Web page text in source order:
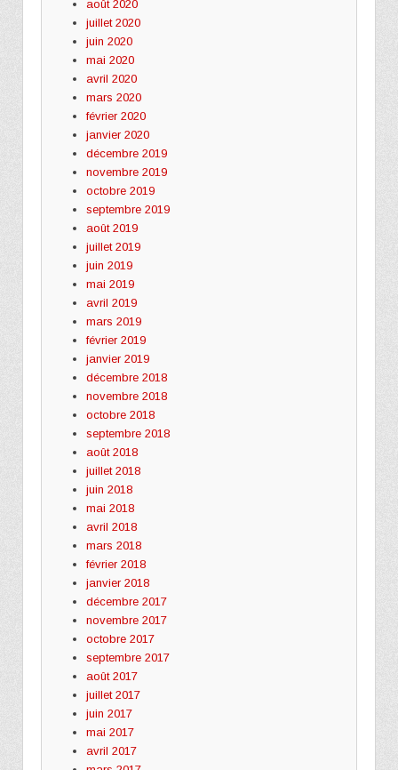
août 2020
juillet 2020
juin 2020
mai 2020
avril 2020
mars 2020
février 2020
janvier 2020
décembre 2019
novembre 2019
octobre 2019
septembre 2019
août 2019
juillet 2019
juin 2019
mai 2019
avril 2019
mars 2019
février 2019
janvier 2019
décembre 2018
novembre 2018
octobre 2018
septembre 2018
août 2018
juillet 2018
juin 2018
mai 2018
avril 2018
mars 2018
février 2018
janvier 2018
décembre 2017
novembre 2017
octobre 2017
septembre 2017
août 2017
juillet 2017
juin 2017
mai 2017
avril 2017